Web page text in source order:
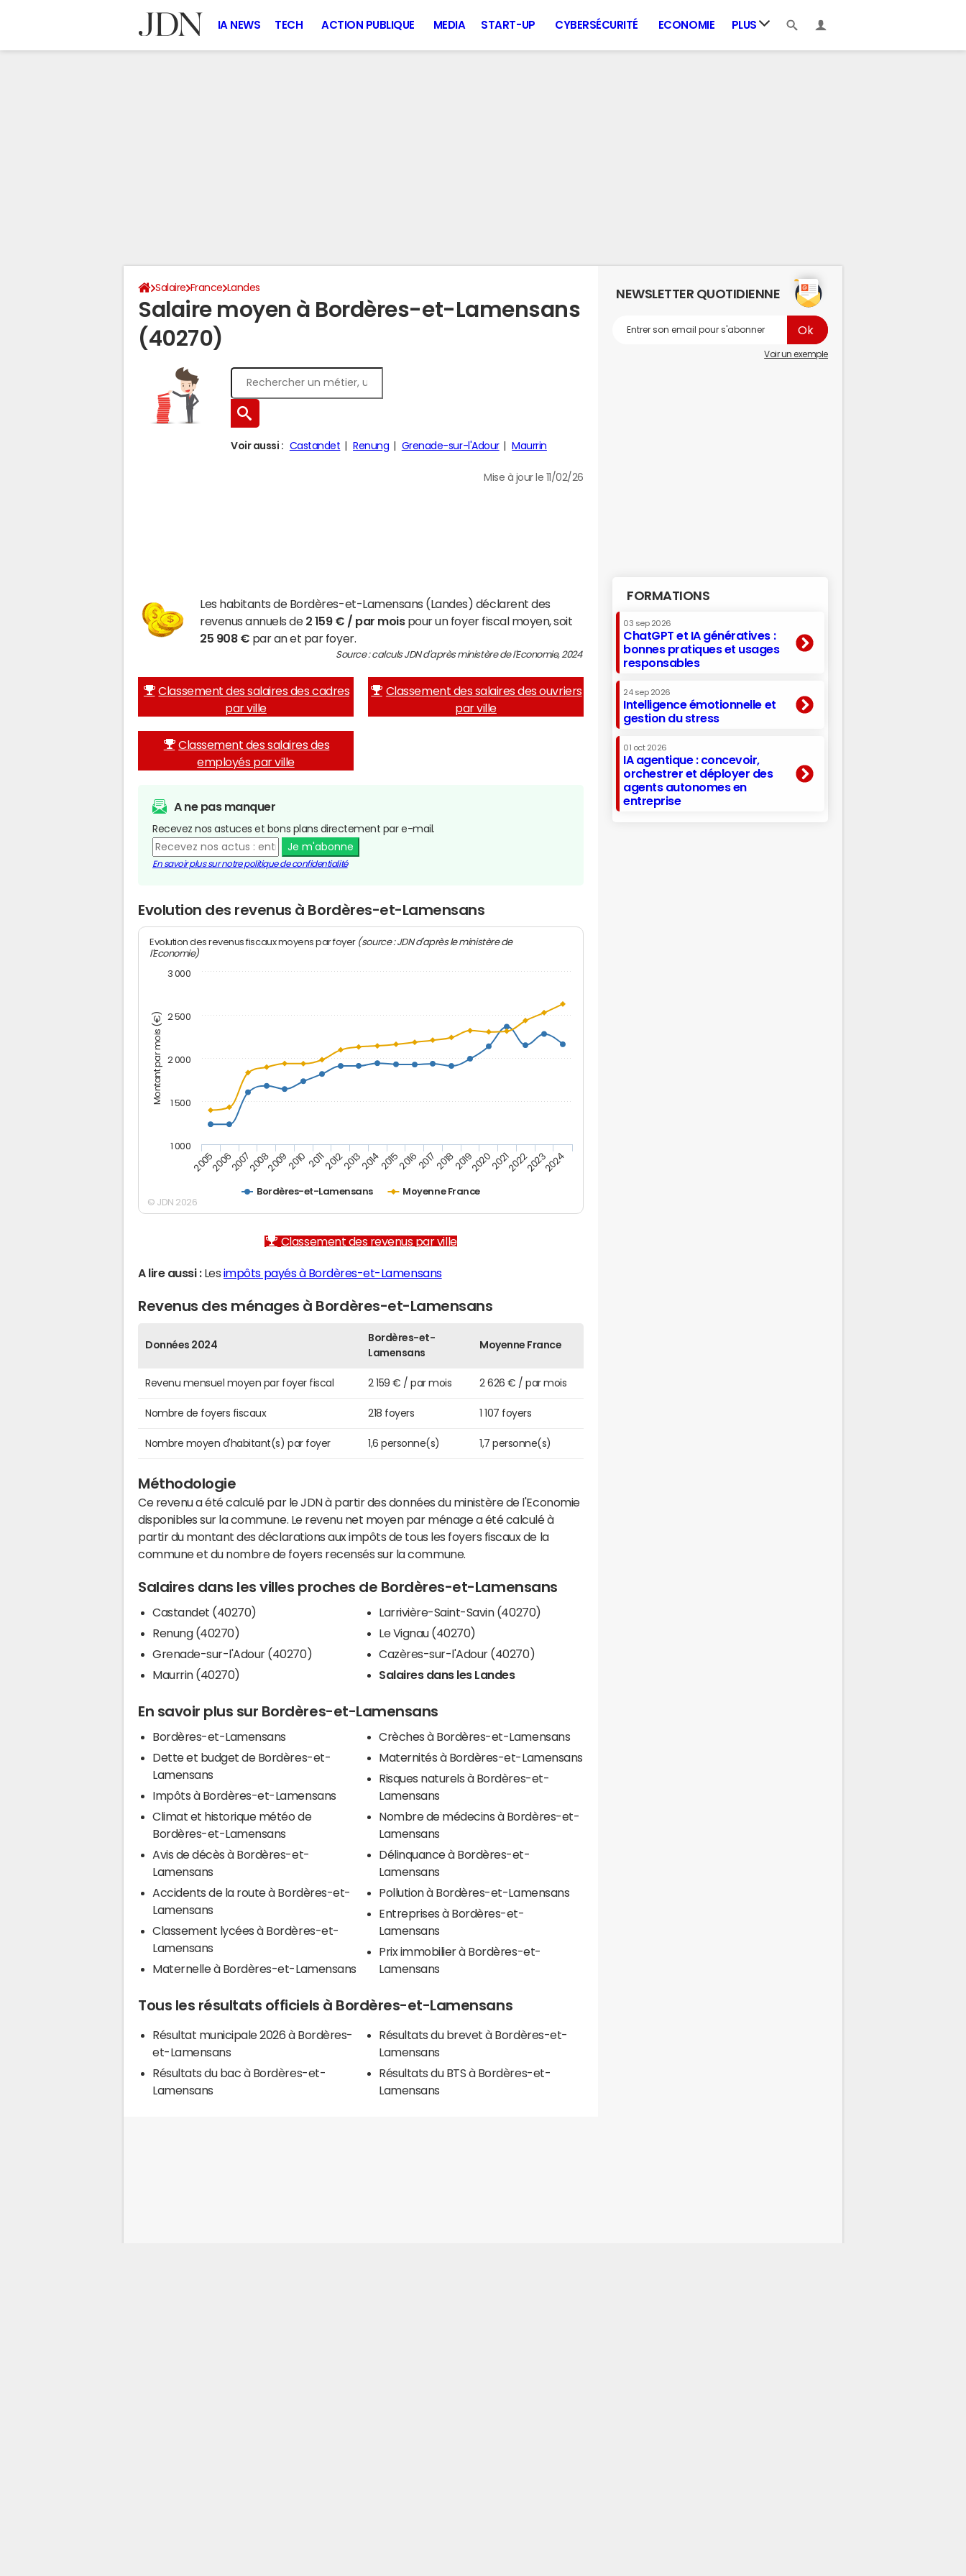
IA NEWS TECH ACTION PUBLIQUE MEDIA START-UP CYBERSÉCURITÉ ECONOMIE PLUS
Salaire France Landes
Salaire moyen à Bordères-et-Lamensans
(40270)
Voir aussi : Castandet Renung Grenade-sur-l'Adour Maurrin
Mise à jour le 11/02/26
Les habitants de Bordères-et-Lamensans (Landes) déclarent des
revenus annuels de 2 159 € / par moispour un foyer fiscal moyen, soit
25 908 € par an et par foyer.
Source : calculs JDN d'après ministère de l'Economie, 2024
Classement des salaires des cadres
par ville
Classement des salaires des ouvriers
par ville
Classement des salaires des
employés par ville
A ne pas manquer
Recevez nos astuces et bons plans directement par e-mail.
Je m'abonne
En savoir plus sur notre politique de confidentialité
Evolution des revenus à Bordères-et-Lamensans
Montant par mois (€)
Evolution des revenus fiscaux moyens par foyer (source : JDN d'après le ministère de
l'Economie)
Bordères-et-Lamensans Moyenne France
200520062007200820092010 20112012201320142015201620172018201920202021202220232024
1 000
1 500
2 000
2 500
3 000
© JDN 2026
Classement des revenus par ville
A lire aussi :Les impôts payés à Bordères-et-Lamensans
Revenus des ménages à Bordères-et-Lamensans
Données 2024
Bordères-et-
Lamensans
Moyenne France
Revenu mensuel moyen par foyer fiscal 2 159 € / par mois 2 626 € / par mois
Nombre de foyers fiscaux 218 foyers 1 107 foyers
Nombre moyen d'habitant(s) par foyer 1,6 personne(s) 1,7 personne(s)
Méthodologie
Ce revenu a été calculé par le JDN à partir des données du ministère de l'Economie
disponibles sur la commune. Le revenu net moyen par ménage a été calculé à
partir du montant des déclarations aux impôts de tous les foyers fiscaux de la
commune et du nombre de foyers recensés sur la commune.
Salaires dans les villes proches de Bordères-et-Lamensans
Castandet (40270)
Renung (40270)
Grenade-sur-l'Adour (40270)
Maurrin (40270)
Larrivière-Saint-Savin (40270)
Le Vignau (40270)
Cazères-sur-l'Adour (40270)
Salaires dans les Landes
En savoir plus sur Bordères-et-Lamensans
Bordères-et-Lamensans
Dette et budget de Bordères-et-
Lamensans
Impôts à Bordères-et-Lamensans
Climat et historique météo de
Bordères-et-Lamensans
Avis de décès à Bordères-et-
Lamensans
Accidents de la route à Bordères-et-
Lamensans
Classement lycées à Bordères-et-
Lamensans
Maternelle à Bordères-et-Lamensans
Crèches à Bordères-et-Lamensans
Maternités à Bordères-et-Lamensans
Risques naturels à Bordères-et-
Lamensans
Nombre de médecins à Bordères-et-
Lamensans
Délinquance à Bordères-et-
Lamensans
Pollution à Bordères-et-Lamensans
Entreprises à Bordères-et-
Lamensans
Prix immobilier à Bordères-et-
Lamensans
Tous les résultats officiels à Bordères-et-Lamensans
Résultat municipale 2026 à Bordères-
et-Lamensans
Résultats du bac à Bordères-et-
Lamensans
Résultats du brevet à Bordères-et-
Lamensans
Résultats du BTS à Bordères-et-
Lamensans
NEWSLETTER QUOTIDIENNE
Voir un exemple
FORMATIONS
03 sep 2026
ChatGPT et IA génératives :
bonnes pratiques et usages
responsables
24 sep 2026
Intelligence émotionnelle et
gestion du stress
01 oct 2026
IA agentique : concevoir,
orchestrer et déployer des
agents autonomes en
entreprise